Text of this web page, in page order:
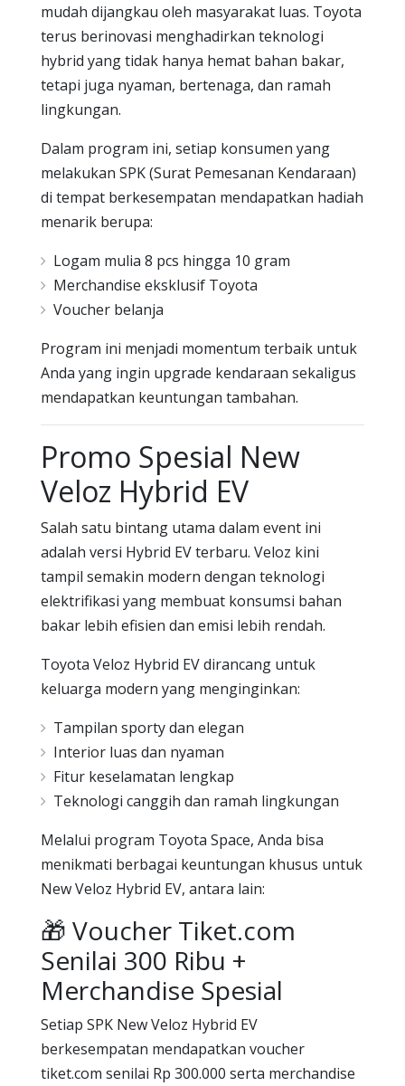
mudah dijangkau oleh masyarakat luas. Toyota
terus berinovasi menghadirkan teknologi
hybrid yang tidak hanya hemat bahan bakar,
tetapi juga nyaman, bertenaga, dan ramah
lingkungan.
Dalam program ini, setiap konsumen yang
melakukan SPK (Surat Pemesanan Kendaraan)
di tempat berkesempatan mendapatkan hadiah
menarik berupa:
Logam mulia 8 pcs hingga 10 gram
Merchandise eksklusif Toyota
Voucher belanja
Program ini menjadi momentum terbaik untuk
Anda yang ingin upgrade kendaraan sekaligus
mendapatkan keuntungan tambahan.
Promo Spesial New
Veloz Hybrid EV
Salah satu bintang utama dalam event ini
adalah versi Hybrid EV terbaru. Veloz kini
tampil semakin modern dengan teknologi
elektrifikasi yang membuat konsumsi bahan
bakar lebih efisien dan emisi lebih rendah.
Toyota Veloz Hybrid EV dirancang untuk
keluarga modern yang menginginkan:
Tampilan sporty dan elegan
Interior luas dan nyaman
Fitur keselamatan lengkap
Teknologi canggih dan ramah lingkungan
Melalui program Toyota Space, Anda bisa
menikmati berbagai keuntungan khusus untuk
New Veloz Hybrid EV, antara lain:
🎁 Voucher Tiket.com
Senilai 300 Ribu +
Merchandise Spesial
Setiap SPK New Veloz Hybrid EV
berkesempatan mendapatkan voucher
tiket.com senilai Rp 300.000 serta merchandise